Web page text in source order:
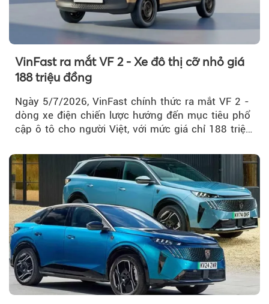
VinFast ra mắt VF 2 - Xe đô thị cỡ nhỏ giá
188 triệu đồng
Ngày 5/7/2026, VinFast chính thức ra mắt VF 2 -
dòng xe điện chiến lược hướng đến mục tiêu phổ
cập ô tô cho người Việt, với mức giá chỉ 188 triệu